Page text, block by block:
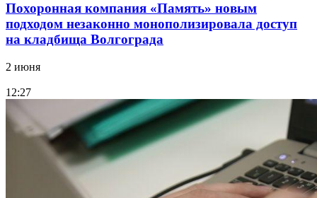
Похоронная компания «Память» новым
подходом незаконно монополизировала доступ
на кладбища Волгограда
2 июня
12:27